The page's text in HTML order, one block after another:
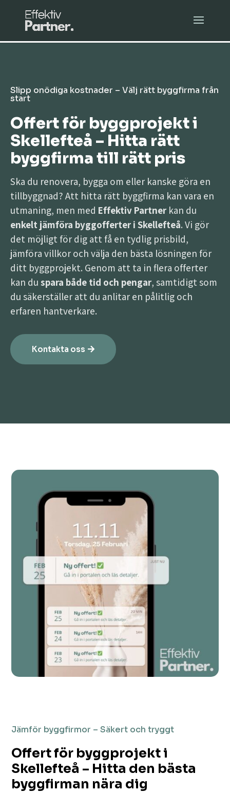
Slipp onödiga kostnader – Välj rätt byggfirma från
start
Offert för byggprojekt i
Skellefteå – Hitta rätt
byggfirma till rätt pris
Ska du renovera, bygga om eller kanske göra en
tillbyggnad? Att hitta rätt byggfirma kan vara en
utmaning, men med Effektiv Partner kan du
enkelt jämföra byggofferter i Skellefteå. Vi gör
det möjligt för dig att få en tydlig prisbild,
jämföra villkor och välja den bästa lösningen för
ditt byggprojekt. Genom att ta in flera offerter
kan du spara både tid och pengar, samtidigt som
du säkerställer att du anlitar en pålitlig och
erfaren hantverkare.
Kontakta oss
Jämför byggfirmor – Säkert och tryggt
Offert för byggprojekt i
Skellefteå – Hitta den bästa
byggfirman nära dig